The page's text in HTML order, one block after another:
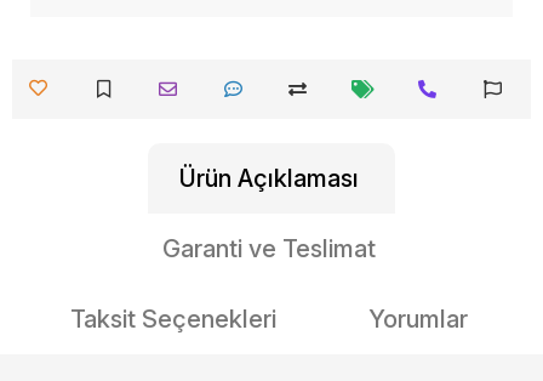
Ürün Açıklaması
Garanti ve Teslimat
Taksit Seçenekleri Yorumlar